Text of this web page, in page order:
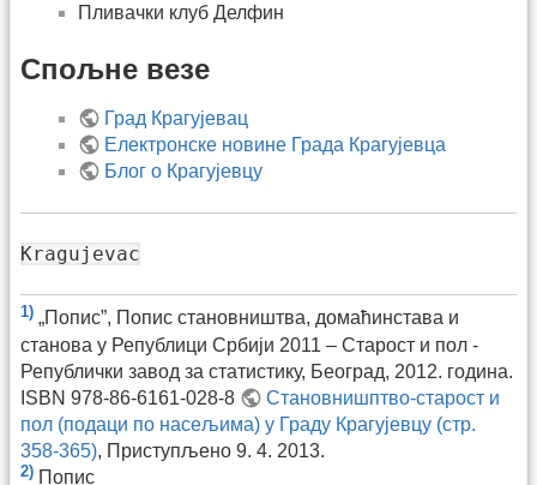
Пливачки клуб Делфин
Спољне везе
Град Крагујевац
Електронске новине Града Крагујевца
Блог о Крагујевцу
Kragujevac
1) „Попис”, Попис становништва, домаћинстава и
станова у Републици Србији 2011 – Старост и пол -
Републички завод за статистику, Београд, 2012. година.
ISBN 978-86-6161-028-8
Становнишптво-старост и
пол (подаци по насељима) у Граду Крагујевцу (стр.
358-365), Приступљено 9. 4. 2013.
2) Попис